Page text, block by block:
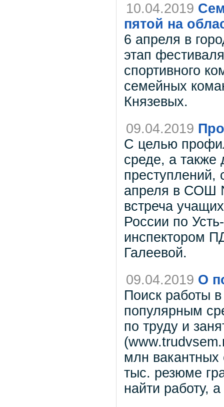
10.04.2019
пятой на
6 апреля в
этап
спортивного
семейных
Князевых.
09.04.2019
С целью
среде, а также
апреля в СОШ
встреча
России по
инспектором
Галеевой.
09.04.2019 О
Поиск работы
популярным
по труду и
млн вакантных
тыс. резюме
найти работу,